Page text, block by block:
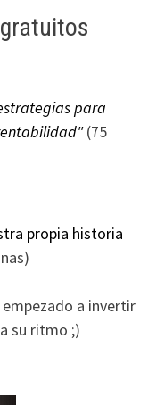
para
(75
propia historia
a invertir
su ritmo ;)